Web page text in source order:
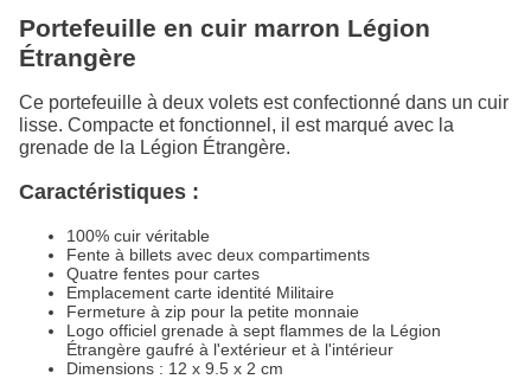
Portefeuille en cuir marron Légion
Étrangère
Ce portefeuille à deux volets est confectionné dans un cuir
lisse. Compacte et fonctionnel, il est marqué avec la
grenade de la Légion Étrangère.
Caractéristiques :
100% cuir véritable
Fente à billets avec deux compartiments
Quatre fentes pour cartes
Emplacement carte identité Militaire
Fermeture à zip pour la petite monnaie
Logo officiel grenade à sept flammes de la Légion
Étrangère gaufré à l'extérieur et à l'intérieur
Dimensions : 12 x 9.5 x 2 cm